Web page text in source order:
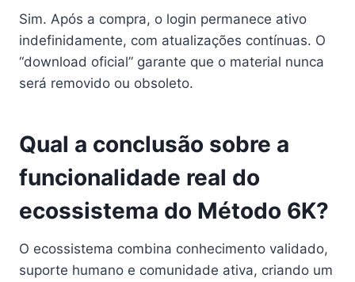
Sim. Após a compra, o login permanece ativo
indefinidamente, com atualizações contínuas. O
“download oficial” garante que o material nunca
será removido ou obsoleto.
Qual a conclusão sobre a
funcionalidade real do
ecossistema do Método 6K?
O ecossistema combina conhecimento validado,
suporte humano e comunidade ativa, criando um